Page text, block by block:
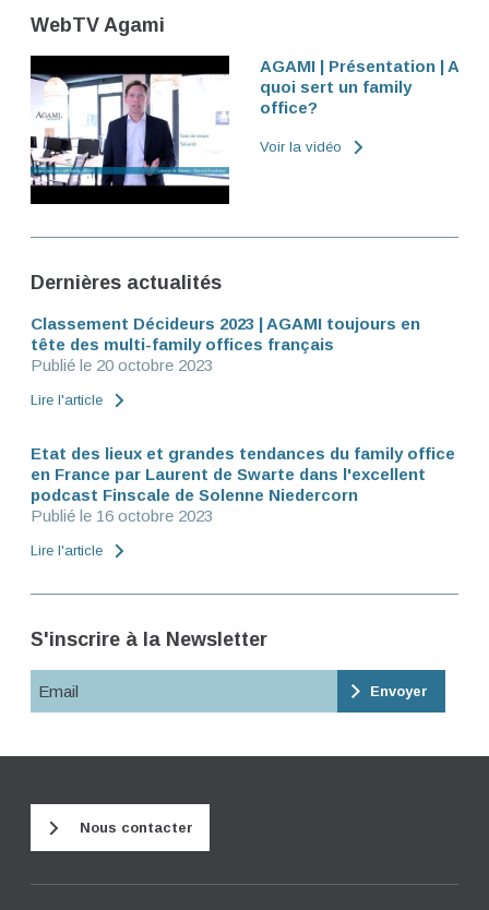
WebTV Agami
AGAMI | Présentation | A
quoi sert un family
office?
Voir la vidéo
Dernières actualités
Classement Décideurs 2023 | AGAMI toujours en
tête des multi-family offices français
Publié le 20 octobre 2023
Lire l'article
Etat des lieux et grandes tendances du family office
en France par Laurent de Swarte dans l'excellent
podcast Finscale de Solenne Niedercorn
Publié le 16 octobre 2023
Lire l'article
S'inscrire à la Newsletter
Nous contacter